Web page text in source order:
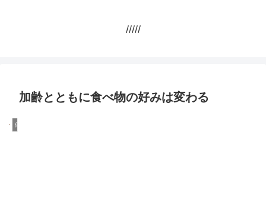
/////
加齢とともに食べ物の好みは変わる
健康